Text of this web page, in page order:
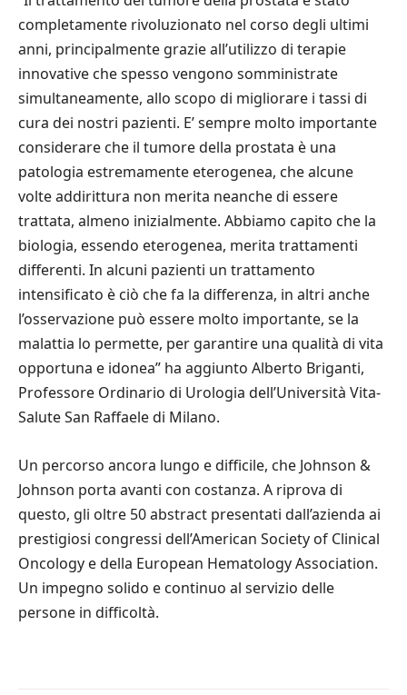
completamente rivoluzionato nel corso degli ultimi
anni, principalmente grazie all’utilizzo di terapie
innovative che spesso vengono somministrate
simultaneamente, allo scopo di migliorare i tassi di
cura dei nostri pazienti. E’ sempre molto importante
considerare che il tumore della prostata è una
patologia estremamente eterogenea, che alcune
volte addirittura non merita neanche di essere
trattata, almeno inizialmente. Abbiamo capito che la
biologia, essendo eterogenea, merita trattamenti
differenti. In alcuni pazienti un trattamento
intensificato è ciò che fa la differenza, in altri anche
l’osservazione può essere molto importante, se la
malattia lo permette, per garantire una qualità di vita
opportuna e idonea” ha aggiunto Alberto Briganti,
Professore Ordinario di Urologia dell’Università Vita-
Salute San Raffaele di Milano.
Un percorso ancora lungo e difficile, che Johnson &
Johnson porta avanti con costanza. A riprova di
questo, gli oltre 50 abstract presentati dall’azienda ai
prestigiosi congressi dell’American Society of Clinical
Oncology e della European Hematology Association.
Un impegno solido e continuo al servizio delle
persone in difficoltà.